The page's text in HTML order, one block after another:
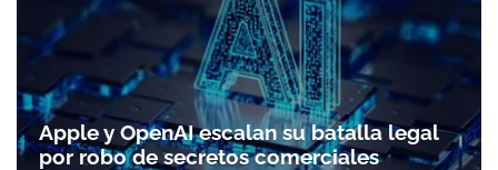
Apple y OpenAI escalan su batalla legal
por robo de secretos comerciales